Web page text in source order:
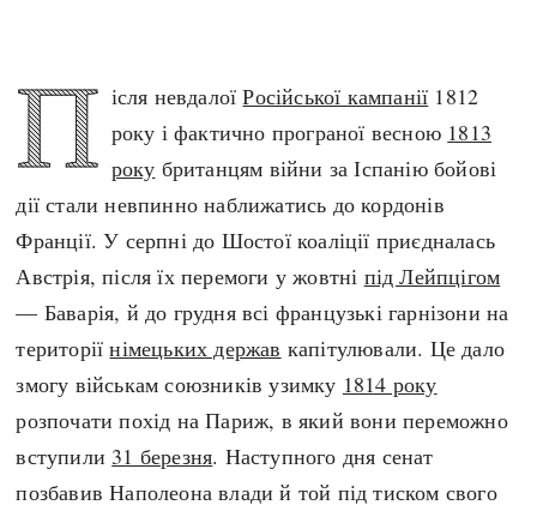
Спорт
Чудеса світу
Австралія
Азія
Америка
А(нта)рктика
Африка
Європа
Індекси
Нові статті
Популярні статті
Всі статті
Визначальні події
#Хештеги
Автори
П ісля невдалоїРосійської кампанії 1812
року і фактично програної весною 1813
року британцям війни за Іспанію бойові
дії стали невпинно наближатись до кордонів
Франції. У серпні до Шостої коаліції приєдналась
Австрія, після їх перемоги у жовтні під Лейпцігом
— Баварія, й до грудня всі французькі гарнізони на
територіїнімецьких держав капітулювали. Це дало
змогу військам союзників узимку 1814 року
розпочати похід на Париж, в який вони переможно
вступили 31 березня. Наступного дня сенат
позбавив Наполеона влади й той під тиском свого